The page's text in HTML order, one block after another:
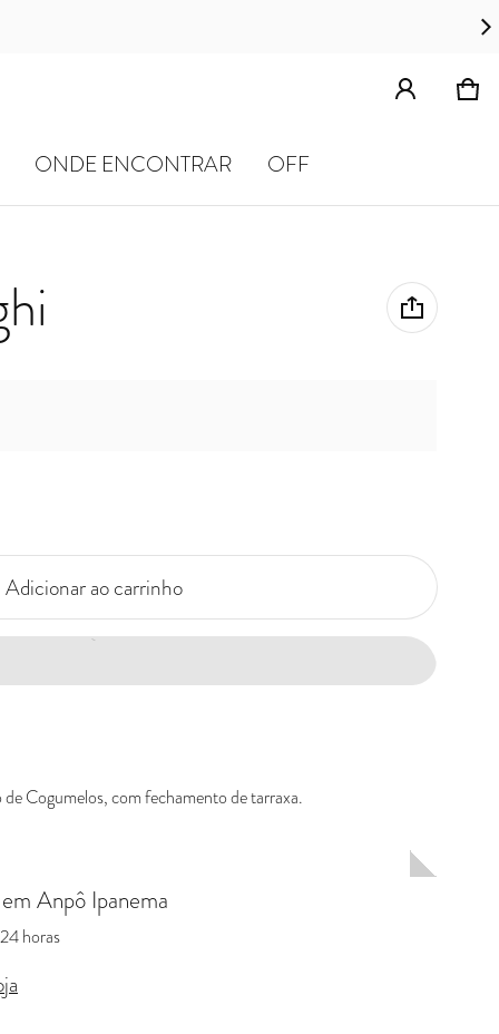
ONDE ENCONTRAR OFF
0
Adicionar ao carrinho
Cogumelos, com fechamento de tarraxa.
Anpô Ipanema
horas